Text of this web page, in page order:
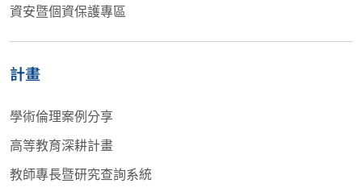
資安暨個資保護專區
計畫
學術倫理案例分享
高等教育深耕計畫
教師專長暨研究查詢系統